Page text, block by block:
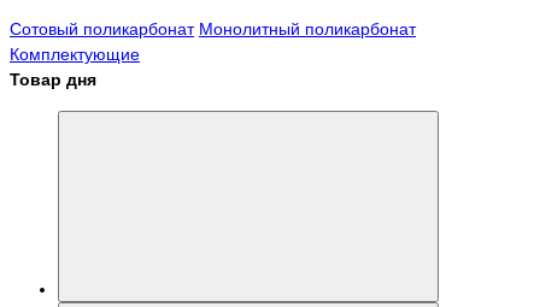
Сотовый поликарбонат Монолитный поликарбонат
Комплектующие
Товар дня